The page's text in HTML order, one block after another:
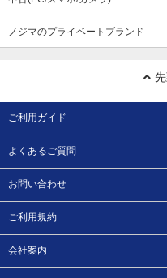
ノジマのプライベートブランド
ご利用ガイド
よくあるご質問
お問い合わせ
ご利用規約
会社案内